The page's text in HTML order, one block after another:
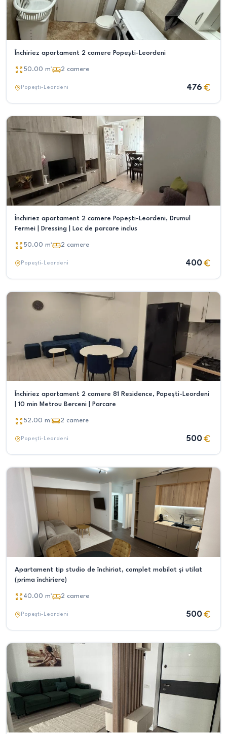
Închiriez apartament 2 camere Popești-Leordeni
50.00 m² 2 camere
Popești-Leordeni 476
Închiriez apartament 2 camere Popești-Leordeni, Drumul
Fermei | Dressing | Loc de parcare inclus
50.00 m² 2 camere
Popești-Leordeni 400
Închiriez apartament 2 camere 81 Residence, Popești-Leordeni
| 10 min Metrou Berceni | Parcare
52.00 m² 2 camere
Popești-Leordeni 500
Apartament tip studio de închiriat, complet mobilat și utilat
(prima închiriere)
40.00 m² 2 camere
Popești-Leordeni 500